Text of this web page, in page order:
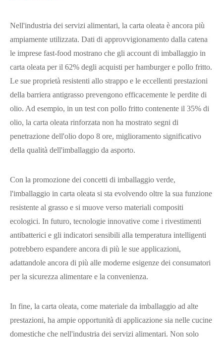
Nell'industria dei servizi alimentari, la carta oleata è ancora più
ampiamente utilizzata. Dati di approvvigionamento dalla catena
le imprese fast-food mostrano che gli account di imballaggio in
carta oleata per il 62% degli acquisti per hamburger e pollo fritto.
Le sue proprietà resistenti allo strappo e le eccellenti prestazioni
della barriera antigrasso prevengono efficacemente le perdite di
olio. Ad esempio, in un test con pollo fritto contenente il 35% di
olio, la carta oleata rinforzata non ha mostrato segni di
penetrazione dell'olio dopo 8 ore, miglioramento significativo
della qualità dell'imballaggio da asporto.
Con la promozione dei concetti di imballaggio verde,
l'imballaggio in carta oleata si sta evolvendo oltre la sua funzione
resistente al grasso e si muove verso materiali compositi
ecologici. In futuro, tecnologie innovative come i rivestimenti
antibatterici e gli indicatori sensibili alla temperatura intelligenti
potrebbero espandere ancora di più le sue applicazioni,
adattandole ancora di più alle moderne esigenze dei consumatori
per la sicurezza alimentare e la convenienza.
In fine, la carta oleata, come materiale da imballaggio ad alte
prestazioni, ha ampie opportunità di applicazione sia nelle cucine
domestiche che nell'industria dei servizi alimentari. Non solo